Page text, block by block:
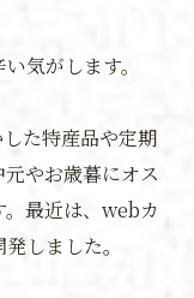
気がします。
た特産品や定期
やお歳暮にオス
最近は、webカ
しました。